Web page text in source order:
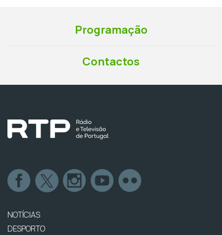
Programação
Contactos
NOTÍCIAS
DESPORTO